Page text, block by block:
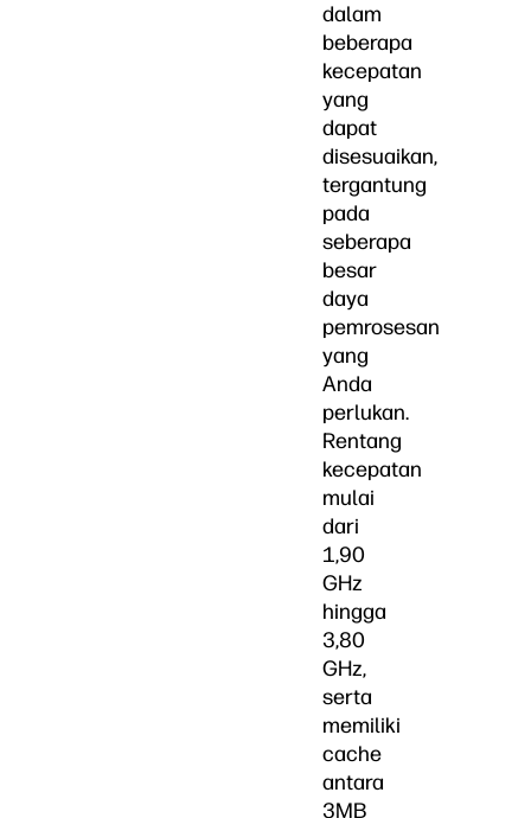
dalam
beberapa
kecepatan
yang
dapat
disesuaikan,
tergantung
pada
seberapa
besar
daya
pemrosesan
yang
Anda
perlukan.
Rentang
kecepatan
mulai
dari
1,90
GHz
hingga
3,80
GHz,
serta
memiliki
cache
antara
3MB